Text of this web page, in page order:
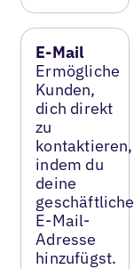
E-Mail
Ermögliche
Kunden,
dich direkt
zu
kontaktieren,
indem du
deine
geschäftliche
E-Mail-
Adresse
hinzufügst.